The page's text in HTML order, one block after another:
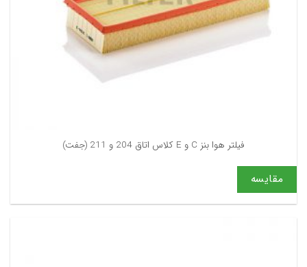
فیلتر هوا بنز C و E کلاس اتاق 204 و 211 (جفت)
مقایسه